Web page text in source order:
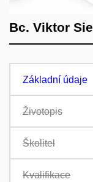
Bc. Viktor
Základní údaje
Životopis
Školitel
Kvalifikace